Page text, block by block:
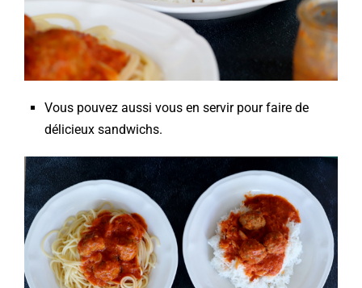
Vous pouvez aussi vous en servir pour faire de
délicieux sandwichs.